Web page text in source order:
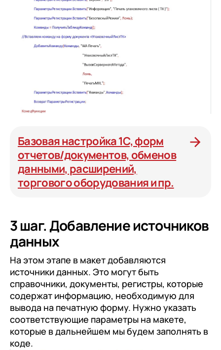
Базовая настройка 1С, форм
отчетов/документов, обменов
данными, расширений,
торгового оборудования и пр.
3 шаг. Добавление источников
данных
На этом этапе в макет добавляются
источники данных. Это могут быть
справочники, документы, регистры, которые
содержат информацию, необходимую для
вывода на печатную форму. Нужно указать
соответствующие параметры на макете,
которые в дальнейшем мы будем заполнять в
коде.